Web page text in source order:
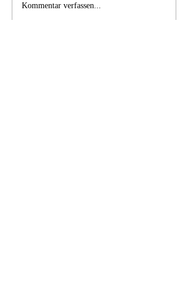
Verkehrsunfall
Kommentar verfassen...